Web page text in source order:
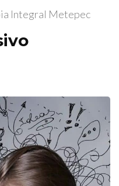
Integral Metepec